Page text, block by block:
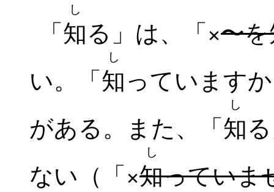
「知
し
る」は、「×〜を
い。「知
し
っています
がある。また、「知
し
ない（「×知
し
っていま